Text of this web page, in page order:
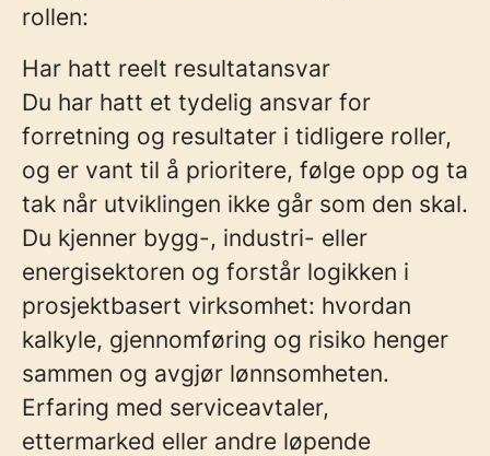
rollen:
Har hatt reelt resultatansvar
Du har hatt et tydelig ansvar for
forretning og resultater i tidligere roller,
og er vant til å prioritere, følge opp og ta
tak når utviklingen ikke går som den skal.
Du kjenner bygg-, industri- eller
energisektoren og forstår logikken i
prosjektbasert virksomhet: hvordan
kalkyle, gjennomføring og risiko henger
sammen og avgjør lønnsomheten.
Erfaring med serviceavtaler,
ettermarked eller andre løpende